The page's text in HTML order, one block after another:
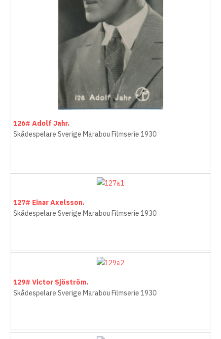
126# Adolf Jahr.
Skådespelare Sverige Marabou Filmserie 1930
127# Einar Axelsson.
Skådespelare Sverige Marabou Filmserie 1930
129# Victor Sjöström.
Skådespelare Sverige Marabou Filmserie 1930